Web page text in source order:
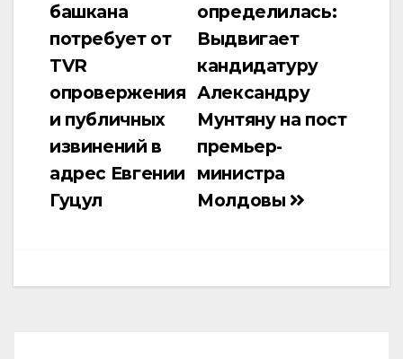
по
записям
определилась:
Выдвигает
кандидатуру
Александру
Мунтяну на пост
премьер-
министра
Молдовы
башкана
потребует от
TVR
опровержения
и публичных
извинений в
адрес Евгении
Гуцул